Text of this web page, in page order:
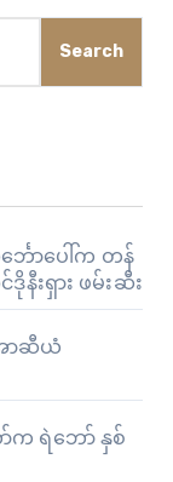
Search
ဘောပေါ်က တန်
းရှား ဖမ်းဆီး
ာဆီယံ
က ရဲဘော် နှစ်